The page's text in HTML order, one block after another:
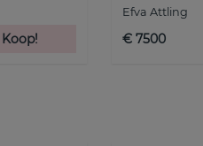
Koop!
Efva Attling
€ 7500